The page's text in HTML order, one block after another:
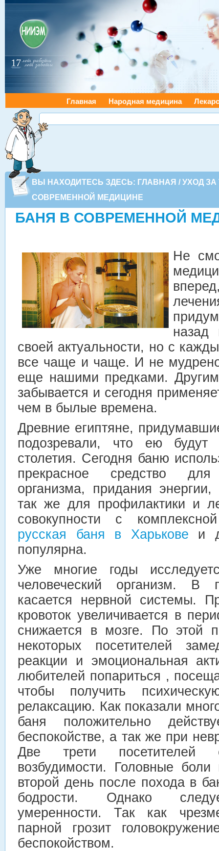
Главная Народная медицина
ВЫ НАХОДИТЕСЬ ЗДЕСЬ: ГЛАВНАЯ / УХОД
СОВРЕМЕННОЙ МЕДИЦИНЕ
БАНЯ В СОВРЕМЕННОЙ
Не
назад
своей актуальности, но с
все чаще и чаще. И не
еще нашими предками.
забывается и сегодня
чем в былые времена.
Древние египтяне,
подозревали, что ею будут
столетия. Сегодня баню
прекрасное средство
организма, придания
так же для профилактики и
совокупности с
русская баня в Харькове и
популярна.
Уже многие годы
человеческий организм. В
касается нервной системы.
кровоток увеличивается в
снижается в мозге. По этой
некоторых посетителей
реакции и эмоциональная
любителей попариться ,
чтобы получить
релаксацию. Как показали
баня положительно
беспокойстве, а так же при
Две трети посетителей
возбудимости. Головные
второй день после похода в
бодрости. Однако
умеренности. Так как
парной грозит
беспокойством.